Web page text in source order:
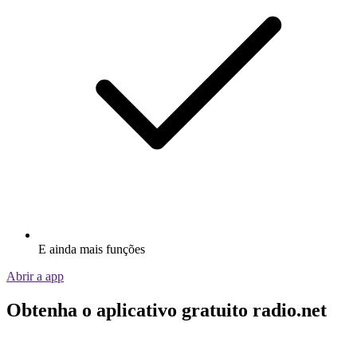
E ainda mais funções
Abrir a app
Obtenha o aplicativo gratuito radio.net